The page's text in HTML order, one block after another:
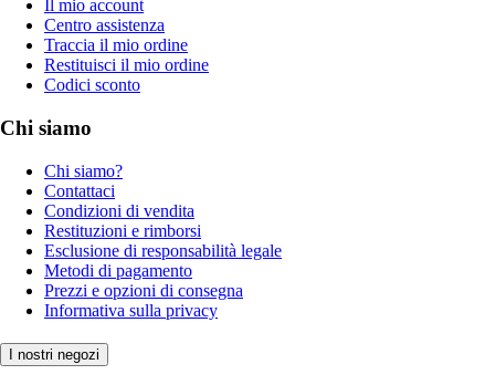
Il mio account
Centro assistenza
Traccia il mio ordine
Restituisci il mio ordine
Codici sconto
Chi siamo
Chi siamo?
Contattaci
Condizioni di vendita
Restituzioni e rimborsi
Esclusione di responsabilità legale
Metodi di pagamento
Prezzi e opzioni di consegna
Informativa sulla privacy
I nostri negozi